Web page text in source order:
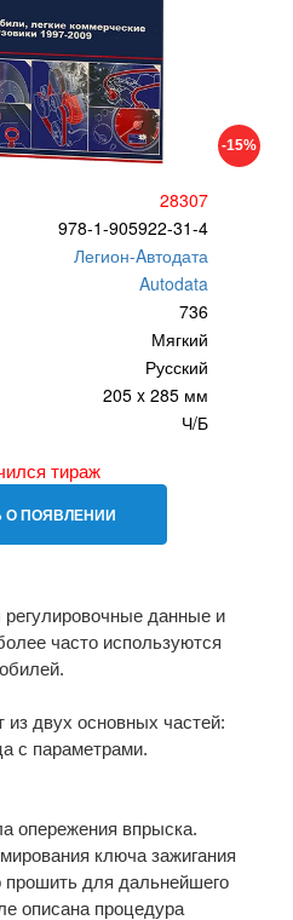
-15%
28307
978-1-905922-31-4
Легион-Aвтодата
Autodata
736
Мягкий
Русский
205 x 285 мм
Ч/Б
тираж
ПОЯВЛЕНИИ
данные и
часто используются
из двух основных частей:
с параметрами.
опережения впрыска.
ключа зажигания
для дальнейшего
описана процедура